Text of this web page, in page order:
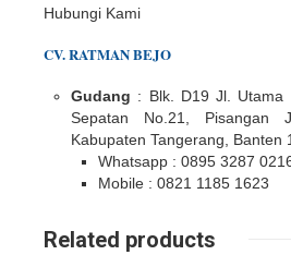
Hubungi Kami
CV. RATMAN BEJO
Gudang : Blk. D19 Jl. Utama
Sepatan No.21, Pisangan
Kabupaten Tangerang, Banten
Whatsapp : 0895 3287
Mobile : 0821 1185 1623
Related products